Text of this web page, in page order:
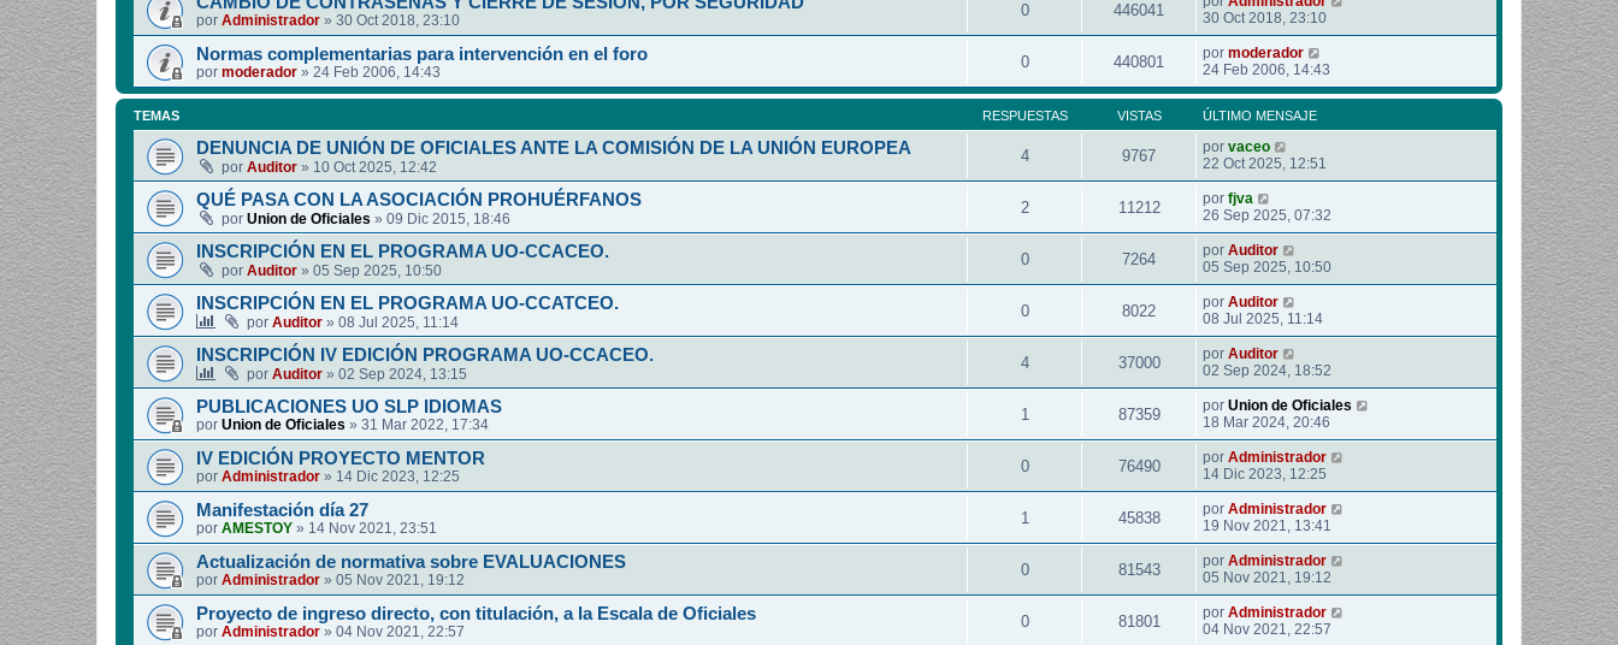
por Administrador » 30 Oct 2018, 23:10
0 446041
30 Oct 2018, 23:10
Normas complementarias para intervención en el foro
por moderador » 24 Feb 2006, 14:43
0 440801 por moderador
24 Feb 2006, 14:43
TEMAS RESPUESTAS VISTAS ÚLTIMO MENSAJE
DENUNCIA DE UNIÓN DE OFICIALES ANTE LA COMISIÓN DE LA UNIÓN EUROPEA
por Auditor » 10 Oct 2025, 12:42
4 9767 por vaceo
22 Oct 2025, 12:51
QUÉ PASA CON LA ASOCIACIÓN PROHUÉRFANOS
por Union de Oficiales » 09 Dic 2015, 18:46
2 11212 por fjva
26 Sep 2025, 07:32
INSCRIPCIÓN EN EL PROGRAMA UO-CCACEO.
por Auditor » 05 Sep 2025, 10:50
0 7264 por Auditor
05 Sep 2025, 10:50
INSCRIPCIÓN EN EL PROGRAMA UO-CCATCEO.
por Auditor » 08 Jul 2025, 11:14
0 8022 por Auditor
08 Jul 2025, 11:14
INSCRIPCIÓN IV EDICIÓN PROGRAMA UO-CCACEO.
por Auditor » 02 Sep 2024, 13:15
4 37000 por Auditor
02 Sep 2024, 18:52
PUBLICACIONES UO SLP IDIOMAS
por Union de Oficiales » 31 Mar 2022, 17:34
1 87359 por Union de Oficiales
18 Mar 2024, 20:46
IV EDICIÓN PROYECTO MENTOR
por Administrador » 14 Dic 2023, 12:25
0 76490 por Administrador
14 Dic 2023, 12:25
Manifestación día 27
por AMESTOY » 14 Nov 2021, 23:51
1 45838 por Administrador
19 Nov 2021, 13:41
Actualización de normativa sobre EVALUACIONES
por Administrador » 05 Nov 2021, 19:12
0 81543 por Administrador
05 Nov 2021, 19:12
Proyecto de ingreso directo, con titulación, a la Escala de Oficiales
por Administrador » 04 Nov 2021, 22:57
0 81801 por Administrador
04 Nov 2021, 22:57